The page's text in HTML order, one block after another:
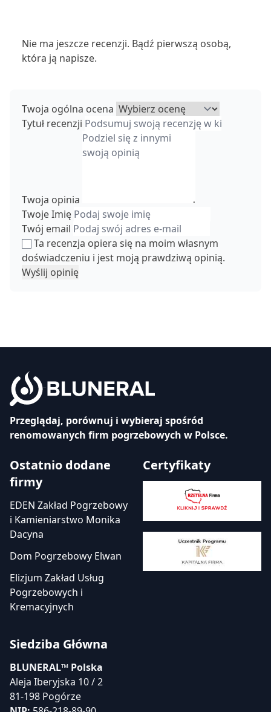
Nie ma jeszcze recenzji. Bądź pierwszą osobą,
która ją napisze.
Twoja ogólna ocena
Tytuł recenzji
Twoja opinia
Twoje Imię
Twój email
Ta recenzja opiera się na moim własnym
doświadczeniu i jest moją prawdziwą opinią.
Wyślij opinię
Przeglądaj, porównuj i wybieraj spośród
renomowanych firm pogrzebowych w Polsce.
Ostatnio dodane
firmy
EDEN Zakład Pogrzebowy
i Kamieniarstwo Monika
Dacyna
Dom Pogrzebowy Elwan
Elizjum Zakład Usług
Pogrzebowych i
Kremacyjnych
Certyfikaty
Siedziba Główna
BLUNERAL™ Polska
Aleja Iberyjska 10 / 2
81-198 Pogórze